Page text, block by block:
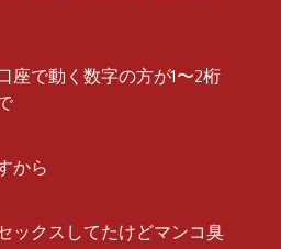
座で動く数字の方が1〜2桁
から
ックスしてたけどマンコ臭